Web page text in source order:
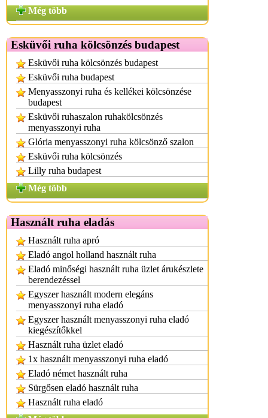
Még több
Esküvői ruha kölcsönzés budapest
Esküvői ruha kölcsönzés budapest
Esküvői ruha budapest
Menyasszonyi ruha és kellékei kölcsönzése
budapest
Esküvői ruhaszalon ruhakölcsönzés
menyasszonyi ruha
Glória menyasszonyi ruha kölcsönző szalon
Esküvői ruha kölcsönzés
Lilly ruha budapest
Még több
Használt ruha eladás
Használt ruha apró
Eladó angol holland használt ruha
Eladó minőségi használt ruha üzlet árukészlete
berendezéssel
Egyszer használt modern elegáns
menyasszonyi ruha eladó
Egyszer használt menyasszonyi ruha eladó
kiegészítőkkel
Használt ruha üzlet eladó
1x használt menyasszonyi ruha eladó
Eladó német használt ruha
Sürgősen eladó használt ruha
Használt ruha eladó